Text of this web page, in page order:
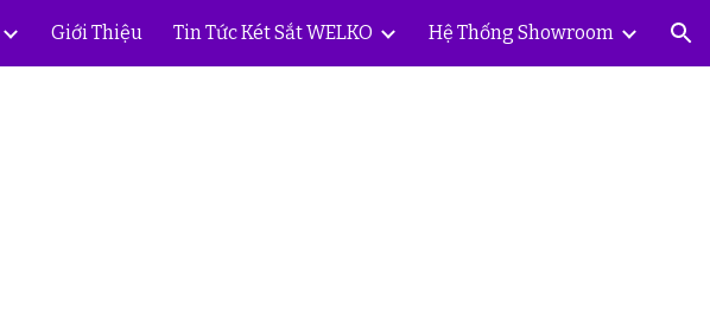
Skip to navigation
Giới Thiệu Tin Tức Két Sắt WELKO Hệ Thống Showroom